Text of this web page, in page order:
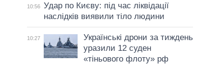
10:56 Удар по Києву: під час ліквідації
наслідків виявили тіло людини
10:27
Українські дрони за тиждень
уразили 12 суден
«тіньового флоту» рф